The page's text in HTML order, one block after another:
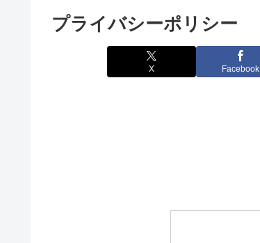
プライバシーポリシー
X Facebook